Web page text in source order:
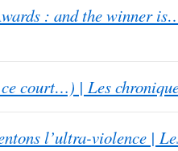
: and the winner
court…) | Les
l’ultra-violence |